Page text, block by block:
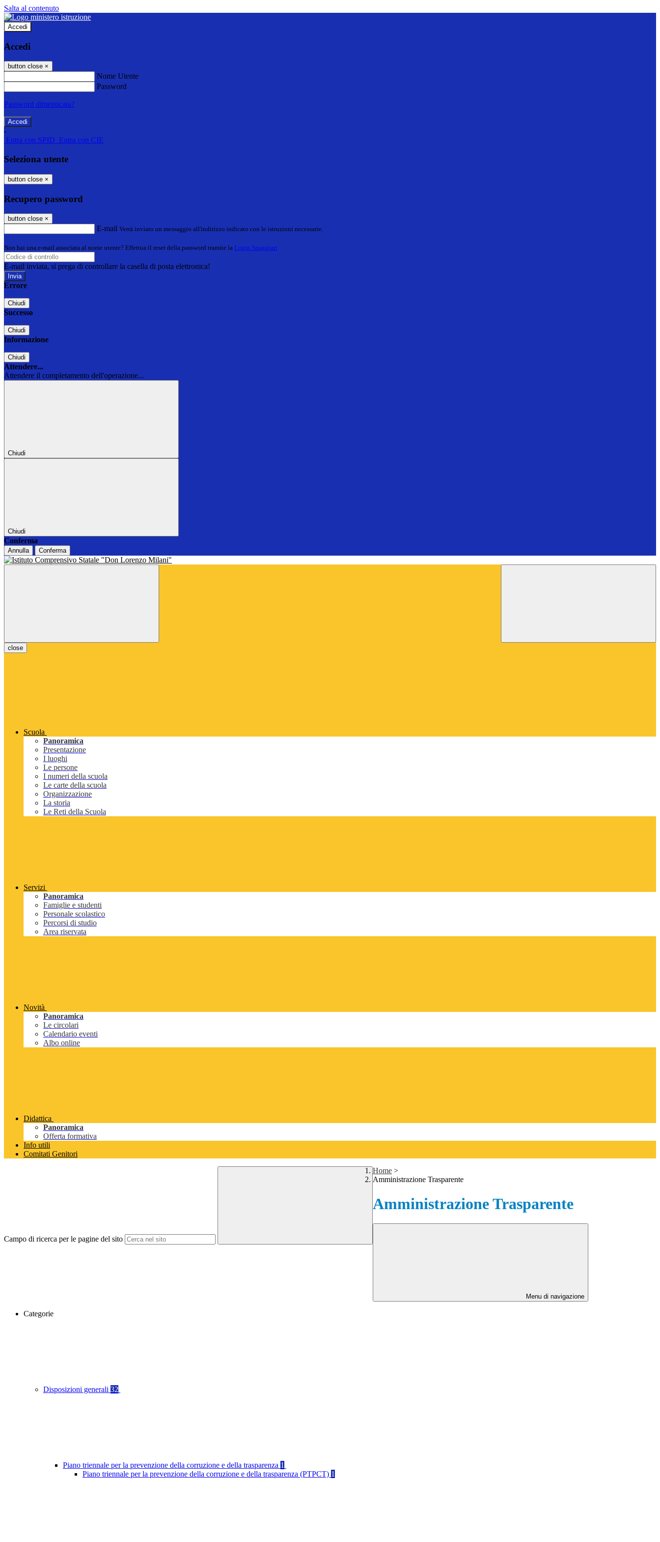
Salta al contenuto
Accedi
Accedi
button close ×
Nome Utente
Password
Password dimenticata?
-
Entra con SPID Entra con CIE
Seleziona utente
button close ×
Recupero password
button close ×
E-mail Verrà inviato un messaggio all'indirizzo indicato con le istruzioni necessarie.
Non hai una e-mail associata al nome utente? Effettua il reset della password tramite la Login Spaggiari
E-mail inviata, si prega di controllare la casella di posta elettronica!
Errore
Chiudi
Successo
Chiudi
Informazione
Chiudi
Attendere...
Attendere il completamento dell'operazione...
Chiudi
Chiudi
Conferma
Annulla Conferma
close
Scuola
Panoramica
Presentazione
I luoghi
Le persone
I numeri della scuola
Le carte della scuola
Organizzazione
La storia
Le Reti della Scuola
Servizi
Panoramica
Famiglie e studenti
Personale scolastico
Percorsi di studio
Area riservata
Novità
Panoramica
Le circolari
Calendario eventi
Albo online
Didattica
Panoramica
Offerta formativa
Info utili
Comitati Genitori
Campo di ricerca per le pagine del sito
Home >
Amministrazione Trasparente
Amministrazione Trasparente
Menu di navigazione
Categorie
Disposizioni generali 32
Piano triennale per la prevenzione della corruzione e della trasparenza 1
Piano triennale per la prevenzione della corruzione e della trasparenza (PTPCT) 1